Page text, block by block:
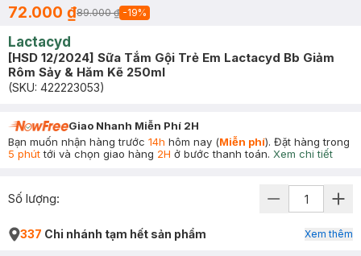
72.000 ₫89.000 ₫ -19%
Lactacyd
[HSD 12/2024] Sữa Tắm Gội Trẻ Em Lactacyd Bb Giảm
Rôm Sảy & Hăm Kẽ 250ml
(SKU: 422223053)
Giao Nhanh Miễn Phí 2H
Bạn muốn nhận hàng trước 14h hôm nay (Miễn phí). Đặt hàng trong
5 phúttới và chọn giao hàng 2H ở bước thanh toán. Xem chi tiết
Số lượng:
337 Chi nhánh tạm hết sản phẩm Xem thêm